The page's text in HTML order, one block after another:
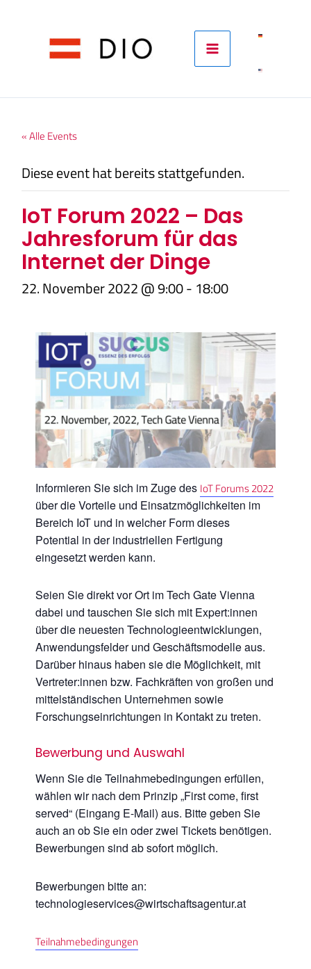
« Alle Events
Diese event hat bereits stattgefunden.
IoT Forum 2022 – Das
Jahresforum für das
Internet der Dinge
22. November 2022 @ 9:00- 18:00
Informieren Sie sich im Zuge des IoT Forums 2022
über die Vorteile und Einsatzmöglichkeiten im
Bereich IoT und in welcher Form dieses
Potential in der industriellen Fertigung
eingesetzt werden kann.
Seien Sie direkt vor Ort im Tech Gate Vienna
dabei und tauschen Sie sich mit Expert:innen
über die neuesten Technologieentwicklungen,
Anwendungsfelder und Geschäftsmodelle aus.
Darüber hinaus haben sie die Möglichkeit, mit
Vertreter:innen bzw. Fachkräften von großen und
mittelständischen Unternehmen sowie
Forschungseinrichtungen in Kontakt zu treten.
Bewerbung und Auswahl
Wenn Sie die Teilnahmebedingungen erfüllen,
wählen wir nach dem Prinzip „First come, first
served“ (Eingang E-Mail) aus. Bitte geben Sie
auch an ob Sie ein oder zwei Tickets benötigen.
Bewerbungen sind ab sofort möglich.
Bewerbungen bitte an:
technologieservices@wirtschaftsagentur.at
Teilnahmebedingungen